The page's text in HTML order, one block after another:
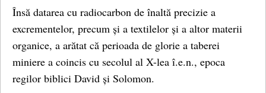
Însă datarea cu radiocarbon de înaltă precizie a
excrementelor, precum și a textilelor și a altor materii
organice, a arătat că perioada de glorie a taberei
miniere a coincis cu secolul al X-lea î.e.n., epoca
regilor biblici David și Solomon.